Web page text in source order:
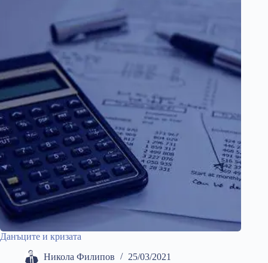
Данъците и кризата
Никола Филипов 25/03/2021